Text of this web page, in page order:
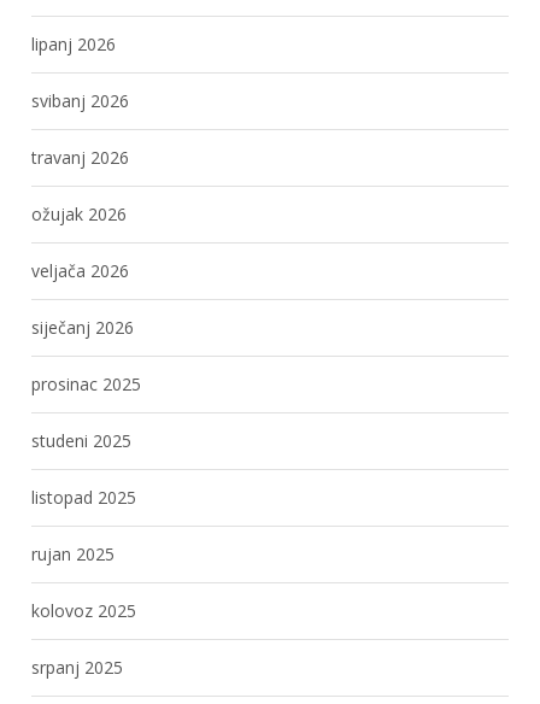
lipanj 2026
svibanj 2026
travanj 2026
ožujak 2026
veljača 2026
siječanj 2026
prosinac 2025
studeni 2025
listopad 2025
rujan 2025
kolovoz 2025
srpanj 2025